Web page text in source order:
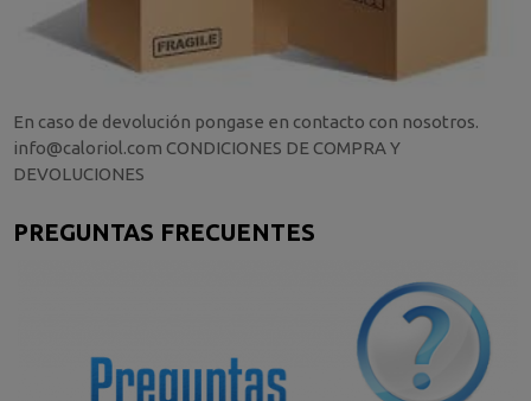
En caso de devolución pongase en contacto con nosotros.
info@caloriol.com CONDICIONES DE COMPRA Y
DEVOLUCIONES
PREGUNTAS FRECUENTES